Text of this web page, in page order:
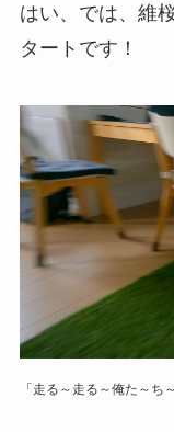
はい、では、維
タートです！
「走る～走る～俺た～ち